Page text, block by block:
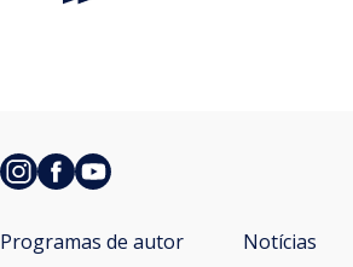
Programas de autor Notícias